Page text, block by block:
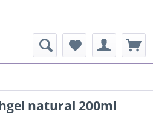
natural 200ml